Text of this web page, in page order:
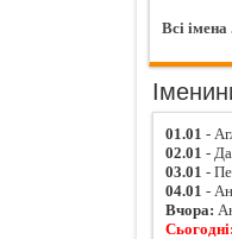
Всі імена
01.01 -
02.01 -
03.01 -
04.01 -
Вчора:
Сьогодні: